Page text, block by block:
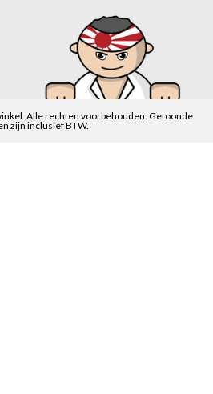
Alle rechten voorbehouden. Getoonde
zijn inclusief BTW.